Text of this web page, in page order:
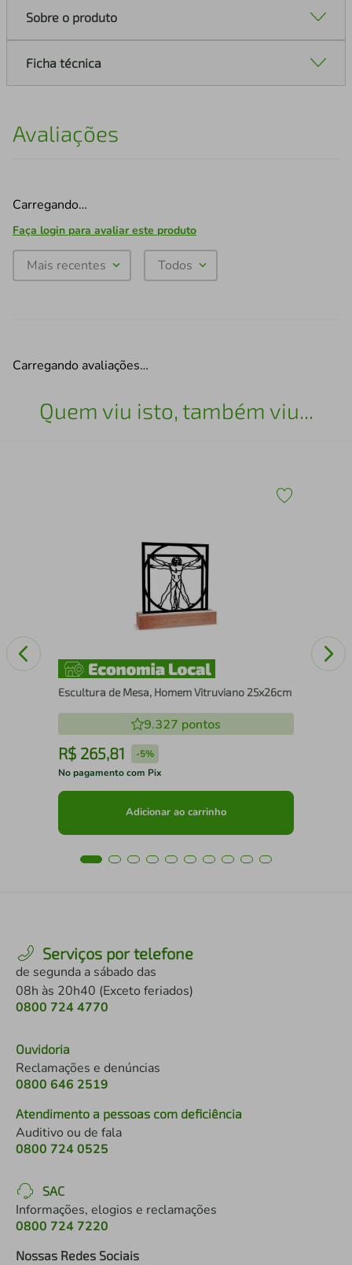
Sobre o produto
Ficha técnica
Avaliações
Carregando…
Faça login para avaliar este produto
Mais recentes Todos
Carregando avaliações…
Quem viu isto, também viu...
Escultura de Mesa, Homem Vitruviano 25x26cm
9.327 pontos
R$ 265,81 -5%
No pagamento com Pix
Adicionar ao carrinho
Serviços por telefone
de segunda a sábado das
08h às 20h40 (Exceto feriados)
0800 724 4770
Ouvidoria
Reclamações e denúncias
0800 646 2519
Atendimento a pessoas com deficiência
Auditivo ou de fala
0800 724 0525
SAC
Informações, elogios e reclamações
0800 724 7220
Nossas Redes Sociais